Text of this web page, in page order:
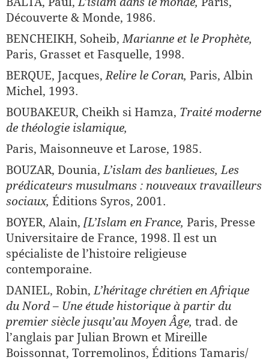
Découverte & Monde, 1986.
BENCHEIKH, Soheib, Marianne et le Prophète,
Paris, Grasset et Fasquelle, 1998.
BERQUE, Jacques, Relire le Coran, Paris, Albin
Michel, 1993.
BOUBAKEUR, Cheikh si Hamza, Traité moderne
de théologie islamique,
Paris, Maisonneuve et Larose, 1985.
BOUZAR, Dounia, L’islam des banlieues, Les
prédicateurs musulmans : nouveaux travailleurs
sociaux, Éditions Syros, 2001.
BOYER, Alain, [L’Islam en France, Paris, Presse
Universitaire de France, 1998. Il est un
spécialiste de l’histoire religieuse
contemporaine.
DANIEL, Robin, L’héritage chrétien en Afrique
du Nord – Une étude his­torique à partir du
premier siècle jusqu’au Moyen Âge, trad. de
l’anglais par Julian Brown et Mireille
Boissonnat, Torremolinos, Éditions Tamaris/